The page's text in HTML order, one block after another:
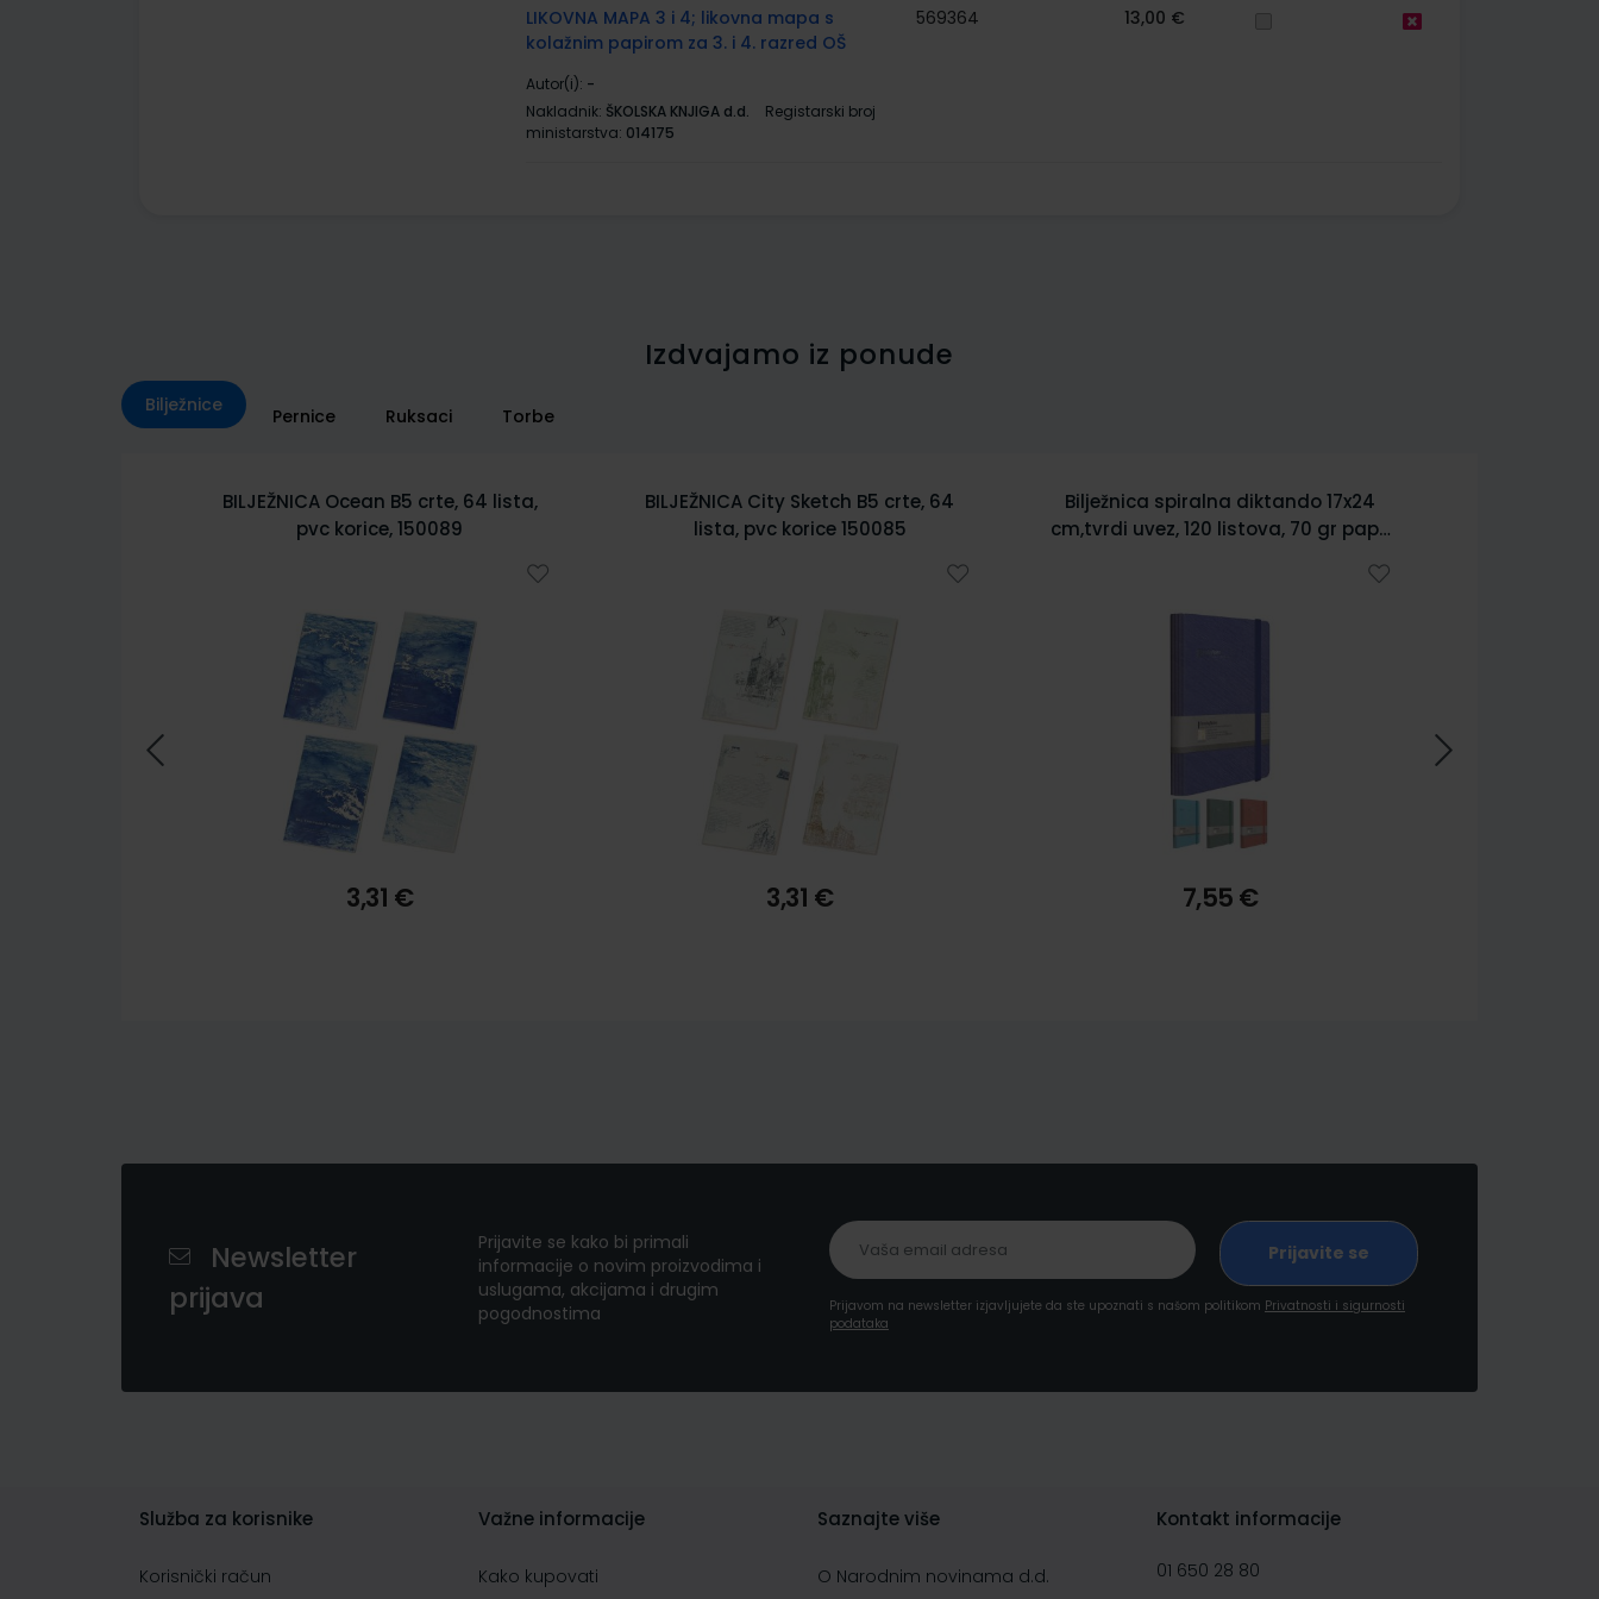
LIKOVNA MAPA 3 i 4; likovna mapa s
kolažnim papirom za 3. i 4. razred OŠ
Autor(i): -
Nakladnik: ŠKOLSKA KNJIGA d.d.
Registarski broj
ministarstva: 014175
569364 13,00 €
Izdvajamo iz ponude
Bilježnice Pernice Ruksaci Torbe
BILJEŽNICA City Sketch B5 crte, 64
lista, pvc korice 150085
3,31 €
Bilježnica spiralna diktando 17x24
cm,tvrdi uvez, 120 listova, 70 gr papir
7,55 €
BILJEŽNICA spiralna A4 diktando XL
Notes, tvrdi uvez, 80 listova, ultra
4,99 €
Newsletter
prijava
Prijavite se kako bi primali
informacije o novim proizvodima i
uslugama, akcijama i drugim
pogodnostima
Prijavom na newsletter izjavljujete da ste upoznati s našom politikom Privatnosti i sigurnosti
podataka
Služba za korisnike
Korisnički račun
Važne informacije
Kako kupovati
Saznajte više
O Narodnim novinama d.d.
Kontakt informacije
01 650 28 80